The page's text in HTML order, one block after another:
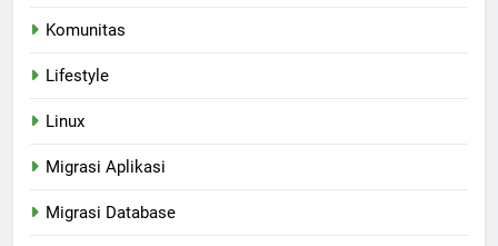
Komunitas
Lifestyle
Linux
Migrasi Aplikasi
Migrasi Database